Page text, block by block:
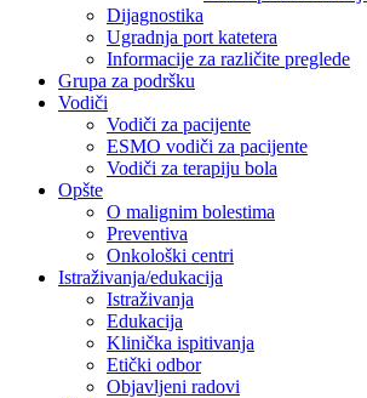
Dijagnostika
Ugradnja port katetera
Informacije za različite preglede
Grupa za podršku
Vodiči
Vodiči za pacijente
ESMO vodiči za pacijente
Vodiči za terapiju bola
Opšte
O malignim bolestima
Preventiva
Onkološki centri
Istraživanja/edukacija
Istraživanja
Edukacija
Klinička ispitivanja
Etički odbor
Objavljeni radovi